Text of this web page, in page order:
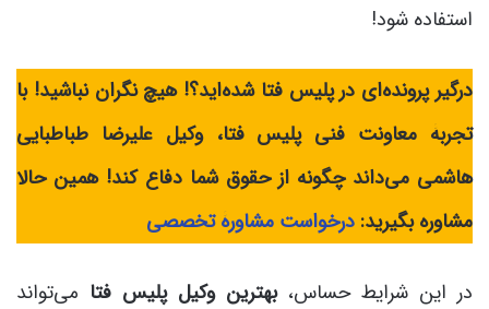
استفاده شود!
درگیر پرونده‌ای در پلیس فتا شده‌اید؟! هیچ نگران نباشید! با
تجربۀ معاونت فنی پلیس فتا، وکیل علیرضا طباطبایی
هاشمی می‌داند چگونه از حقوق شما دفاع کند! همین حالا
مشاوره بگیرید: درخواست مشاورۀ تخصصی
در این شرایط حساس،بهترین وکیل پلیس فتا می‌تواند